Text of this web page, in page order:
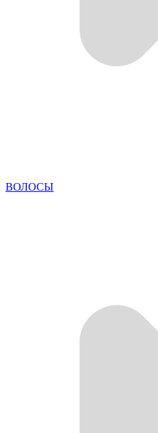
ВОЛОСЫ